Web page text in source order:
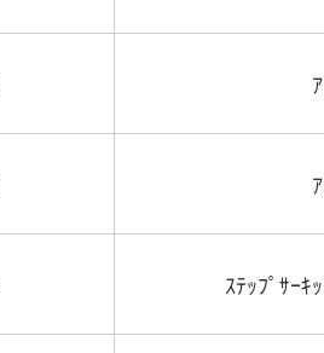
ｽﾃｯﾌﾟｻｰｷ